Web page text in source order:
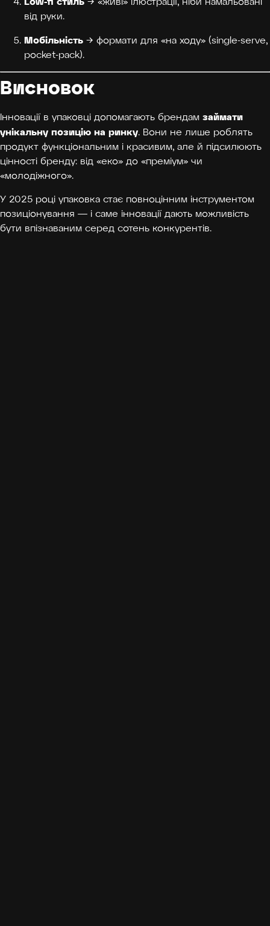
Low-fi стиль → «живі» ілюстрації, ніби намальовані
від руки.
Мобільність → формати для «на ходу» (single-serve,
pocket-pack).
Висновок
Інновації в упаковці допомагають брендам займати
унікальну позицію на ринку. Вони не лише роблять
продукт функціональним і красивим, але й підсилюють
цінності бренду: від «еко» до «преміум» чи
«молодіжного».
У 2025 році упаковка стає повноцінним інструментом
позиціонування — і саме інновації дають можливість
бути впізнаваним серед сотень конкурентів.